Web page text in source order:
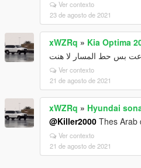
Ver contexto
23 de agosto de 2021
xWZRq » Kia Optima
بس حط المسار لا هنت
Ver contexto
21 de agosto de 2021
xWZRq » Hyundai
@Killer2000 Thes Arab
Ver contexto
21 de agosto de 2021